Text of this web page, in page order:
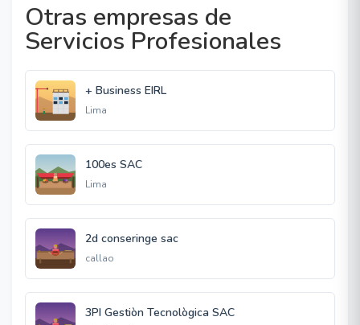
Otras empresas de
Servicios Profesionales
+ Business EIRL
Lima
100es SAC
Lima
2d conseringe sac
callao
3PI Gestiòn Tecnològica SAC